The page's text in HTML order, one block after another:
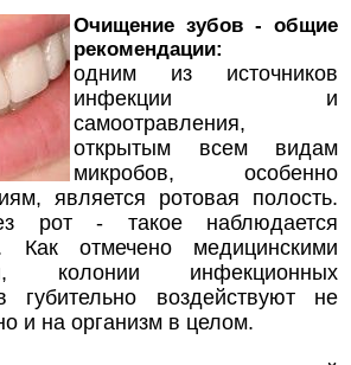
Очищение зубов - общие
рекомендации:
одним из источников
инфекции и
самоотравления,
открытым всем видам
микробов, особенно
является ротовая полость.
рот - такое наблюдается
Как отмечено медицинскими
колонии инфекционных
губительно воздействуют не
и на организм в целом.